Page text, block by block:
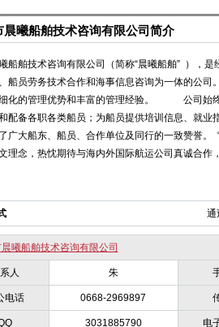
晨曦船舶技术咨询有限公司简介
船舶技术咨询有限公司（简称“晨曦船舶” ），
船员劳务技术合作和海事信息咨询为一体的公
化的管理优势和丰富的管理经验。 公司始终
配备各职各类船员；为船员提供培训信息、就
广大船东、船员、合作单位及同行的一致赞誉。
理念，热忱期待与海内外国际航运公司真诚合
通
曦船舶技术咨询有限公司
人 朱
电话 0668-2969897
3031885790 电